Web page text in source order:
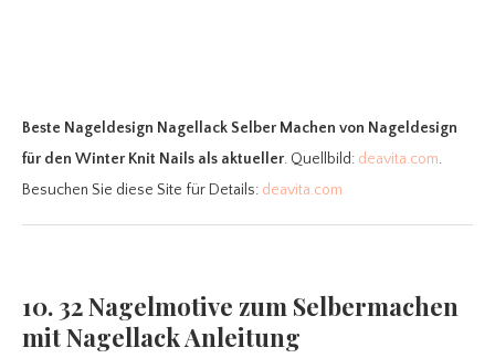
Beste Nageldesign Nagellack Selber Machen von Nageldesign
für den Winter Knit Nails als aktueller. Quellbild: deavita.com.
Besuchen Sie diese Site für Details: deavita.com
10. 32 Nagelmotive zum Selbermachen
mit Nagellack Anleitung